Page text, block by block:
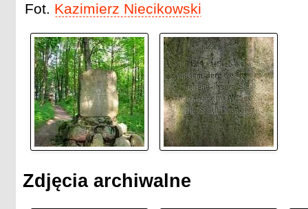
Fot. Kazimierz Niecikowski
Zdjęcia archiwalne